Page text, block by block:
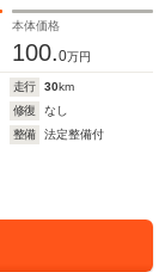
本体価格
100.0万円
走行 30km
修復
なし
整備
法定整備付